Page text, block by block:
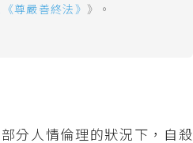
尊嚴善終法》》。
分人情倫理的狀況下，自殺